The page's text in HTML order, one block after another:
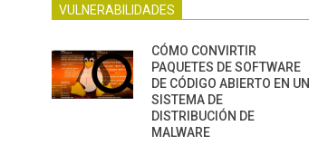
VULNERABILIDADES
CÓMO CONVIRTIR
PAQUETES DE SOFTWARE
DE CÓDIGO ABIERTO EN UN
SISTEMA DE
DISTRIBUCIÓN DE
MALWARE